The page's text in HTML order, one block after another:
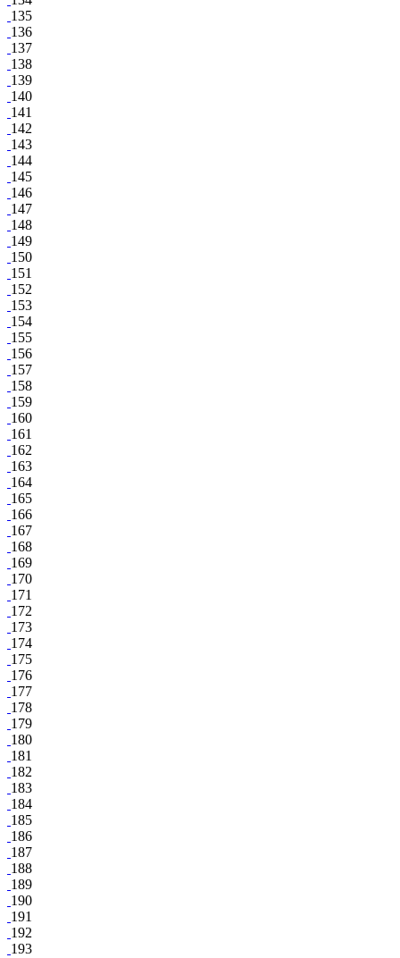
135
136
137
138
139
140
141
142
143
144
145
146
147
148
149
150
151
152
153
154
155
156
157
158
159
160
161
162
163
164
165
166
167
168
169
170
171
172
173
174
175
176
177
178
179
180
181
182
183
184
185
186
187
188
189
190
191
192
193